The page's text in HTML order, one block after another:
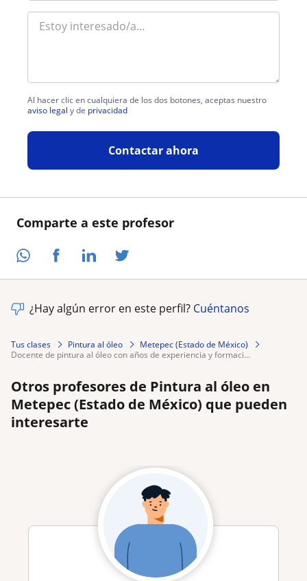
Comparte a este profesor
Al hacer clic en cualquiera de los dos botones, aceptas nuestro
aviso legal y de privacidad
Contactar ahora
¿Hay algún error en este perfil? Cuéntanos
Tus clases Pintura al óleo
Metepec (Estado de México)
docente de pintura al óleo con años de experiencia y formaci...
Otros profesores de Pintura al óleo en
Metepec (Estado de México) que pueden
interesarte